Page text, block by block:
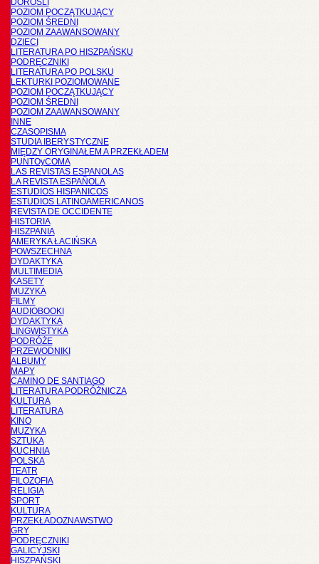
DOROŚLI
POZIOM POCZĄTKUJĄCY
POZIOM ŚREDNI
POZIOM ZAAWANSOWANY
DZIECI
LITERATURA PO HISZPAŃSKU
PODRĘCZNIKI
LITERATURA PO POLSKU
LEKTURKI POZIOMOWANE
POZIOM POCZĄTKUJĄCY
POZIOM ŚREDNI
POZIOM ZAAWANSOWANY
INNE
CZASOPISMA
STUDIA IBERYSTYCZNE
MIĘDZY ORYGINAŁEM A PRZEKŁADEM
PUNTOyCOMA
LAS REVISTAS ESPANOLAS
LA REVISTA ESPAÑOLA
ESTUDIOS HISPANICOS
ESTUDIOS LATINOAMERICANOS
REVISTA DE OCCIDENTE
HISTORIA
HISZPANIA
AMERYKA ŁACIŃSKA
POWSZECHNA
DYDAKTYKA
MULTIMEDIA
KASETY
MUZYKA
FILMY
AUDIOBOOKI
DYDAKTYKA
LINGWISTYKA
PODRÓŻE
PRZEWODNIKI
ALBUMY
MAPY
CAMINO DE SANTIAGO
LITERATURA PODRÓŻNICZA
KULTURA
LITERATURA
KINO
MUZYKA
SZTUKA
KUCHNIA
POLSKA
TEATR
FILOZOFIA
RELIGIA
SPORT
KULTURA
PRZEKŁADOZNAWSTWO
GRY
PODRĘCZNIKI
GALICYJSKI
HISZPAŃSKI